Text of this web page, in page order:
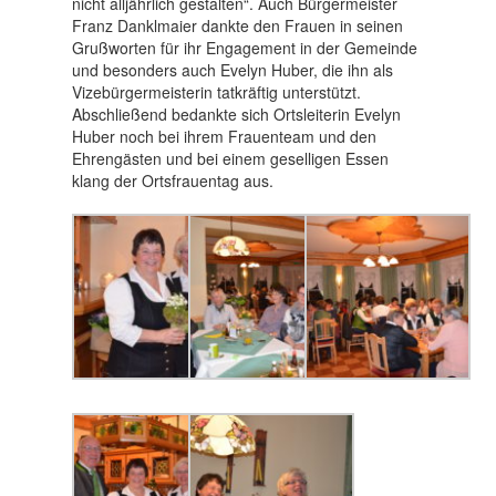
Franz Danklmaier dankte den Frauen in seinen
Grußworten für ihr Engagement in der Gemeinde
und besonders auch Evelyn Huber, die ihn als
Vizebürgermeisterin tatkräftig unterstützt.
Abschließend bedankte sich Ortsleiterin Evelyn
Huber noch bei ihrem Frauenteam und den
Ehrengästen und bei einem geselligen Essen
klang der Ortsfrauentag aus.